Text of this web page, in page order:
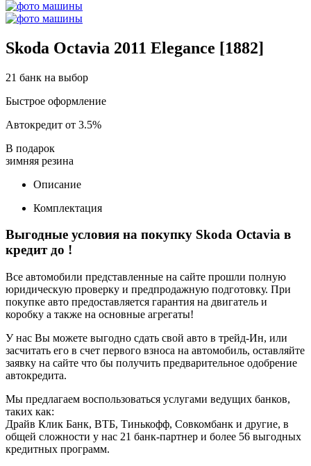
Skoda Octavia 2011 Elegance [1882]
21 банк на выбор
Быстрое оформление
Автокредит от 3.5%
В подарок
зимняя резина
Описание
Комплектация
Выгодные условия на покупку Skoda Octavia в
кредит до !
Все автомобили представленные на сайте прошли полную
юридическую проверку и предпродажную подготовку. При
покупке авто предоставляется гарантия на двигатель и
коробку а также на основные агрегаты!
У нас Вы можете выгодно сдать свой авто в трейд-Ин, или
засчитать его в счет первого взноса на автомобиль, оставляйте
заявку на сайте что бы получить предварительное одобрение
автокредита.
Мы предлагаем воспользоваться услугами ведущих банков,
таких как:
Драйв Клик Банк, ВТБ, Тинькофф, Совкомбанк и другие, в
общей сложности у нас 21 банк-партнер и более 56 выгодных
кредитных программ.